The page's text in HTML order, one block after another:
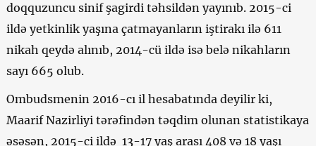
doqquzuncu sinif şagirdi təhsildən yayınıb. 2015-ci
ildə yetkinlik yaşına çatmayanların iştirakı ilə 611
nikah qeydə alınıb, 2014-cü ildə isə belə nikahların
sayı 665 olub.
Ombudsmenin 2016-cı il hesabatında deyilir ki,
Maarif Nazirliyi tərəfindən təqdim olunan statistikaya
əsəsən, 2015-ci ildə 13-17 yaş arası 408 və 18 yaşı